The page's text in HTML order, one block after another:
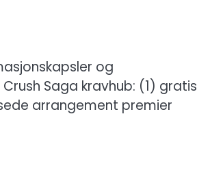
og
Saga kravhub: (1) gratis
arrangement premier